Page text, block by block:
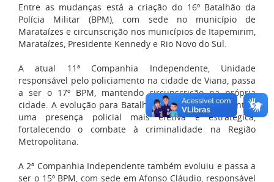
Entre as mudanças está a criação do 16º Batalhão da
Polícia Militar (BPM), com sede no município de
Marataízes e circunscrição nos municípios de Itapemirim,
Marataízes, Presidente Kennedy e Rio Novo do Sul.
A atual 11ª Companhia Independente, Unidade
responsável pelo policiamento na cidade de Viana, passa
a ser o 17º BPM, mantendo circunscrição na própria
cidade. A evolução para Batalhão no município garantirá
uma presença policial mais efetiva e estratégica,
fortalecendo o combate à criminalidade na Região
Metropolitana.
A 2ª Companhia Independente também evoluiu e passa a
ser o 15º BPM, com sede em Afonso Cláudio, responsável